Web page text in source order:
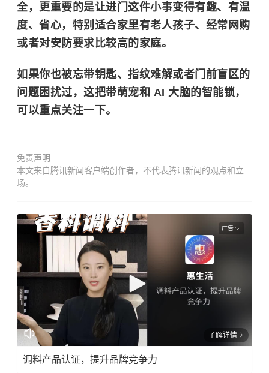
全，更重要的是让进门这件小事变得有趣、有温
度、省心，特别适合家里有老人孩子、经常网购
或者对安防要求比较高的家庭。
如果你也被忘带钥匙、指纹难解或者门前盲区的
问题困扰过，这把带萌宠和 AI 大脑的智能锁，
可以重点关注一下。
免责声明
本文来自腾讯新闻客户端创作者，不代表腾讯新闻的观点和立
场。
广告
了解详情
调料产品认证，提升品牌竞争力